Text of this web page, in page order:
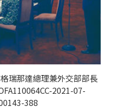
瑞那達總理兼外交部部長
2021-07-
388